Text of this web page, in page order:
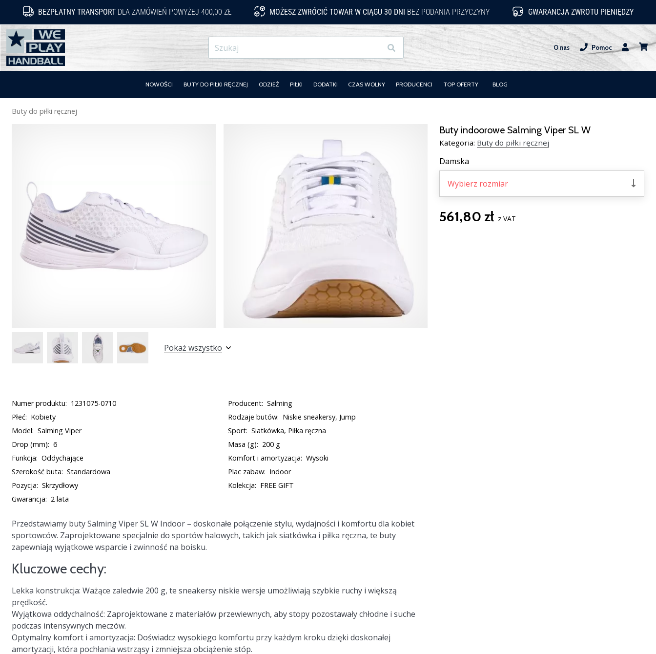
BEZPŁATNY TRANSPORT DLA ZAMÓWIEŃ POWYŻEJ 400,00 ZŁ MOŻESZ ZWRÓCIĆ TOWAR W CIĄGU 30 DNI BEZ PODANIA PRZYCZYNY GWARANCJA ZWROTU PIENIĘDZY
WePlayHandball.pl
Szukaj O nas
Pomoc
Użytkownik
NOWOŚCI BUTY DO PIŁKI RĘCZNEJ ODZIEŻ PIŁKI DODATKI CZAS WOLNY PRODUCENCI TOP OFERTY BLOG
Buty do piłki ręcznej
Buty indoorowe Salming Viper SL W
Kategoria: Buty do piłki ręcznej
Damska
Wybierz rozmiar
561,80 zł z VAT
Pokaż wszystko
Numer produktu: 1231075-0710 Producent: Salming
Płeć: Kobiety Rodzaje butów: Niskie sneakersy, Jump
Model: Salming Viper Sport: Siatkówka, Piłka ręczna
Drop (mm): 6 Masa (g): 200 g
Funkcja: Oddychające Komfort i amortyzacja: Wysoki
Szerokość buta: Standardowa Plac zabaw: Indoor
Pozycja: Skrzydłowy Kolekcja: FREE GIFT
Gwarancja: 2 lata
Przedstawiamy buty Salming Viper SL W Indoor – doskonałe połączenie stylu, wydajności i komfortu dla kobiet
sportowców. Zaprojektowane specjalnie do sportów halowych, takich jak siatkówka i piłka ręczna, te buty
zapewniają wyjątkowe wsparcie i zwinność na boisku.
Kluczowe cechy:
Lekka konstrukcja: Ważące zaledwie 200 g, te sneakersy niskie wersje umożliwiają szybkie ruchy i większą
prędkość.
Wyjątkowa oddychalność: Zaprojektowane z materiałów przewiewnych, aby stopy pozostawały chłodne i suche
podczas intensywnych meczów.
Optymalny komfort i amortyzacja: Doświadcz wysokiego komfortu przy każdym kroku dzięki doskonałej
amortyzacji, która pochłania wstrząsy i zmniejsza obciążenie stóp.